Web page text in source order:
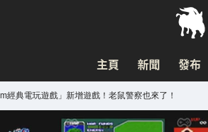
主頁 新聞 發布
經典電玩遊戲」新增遊戲！老鼠警察也來了！